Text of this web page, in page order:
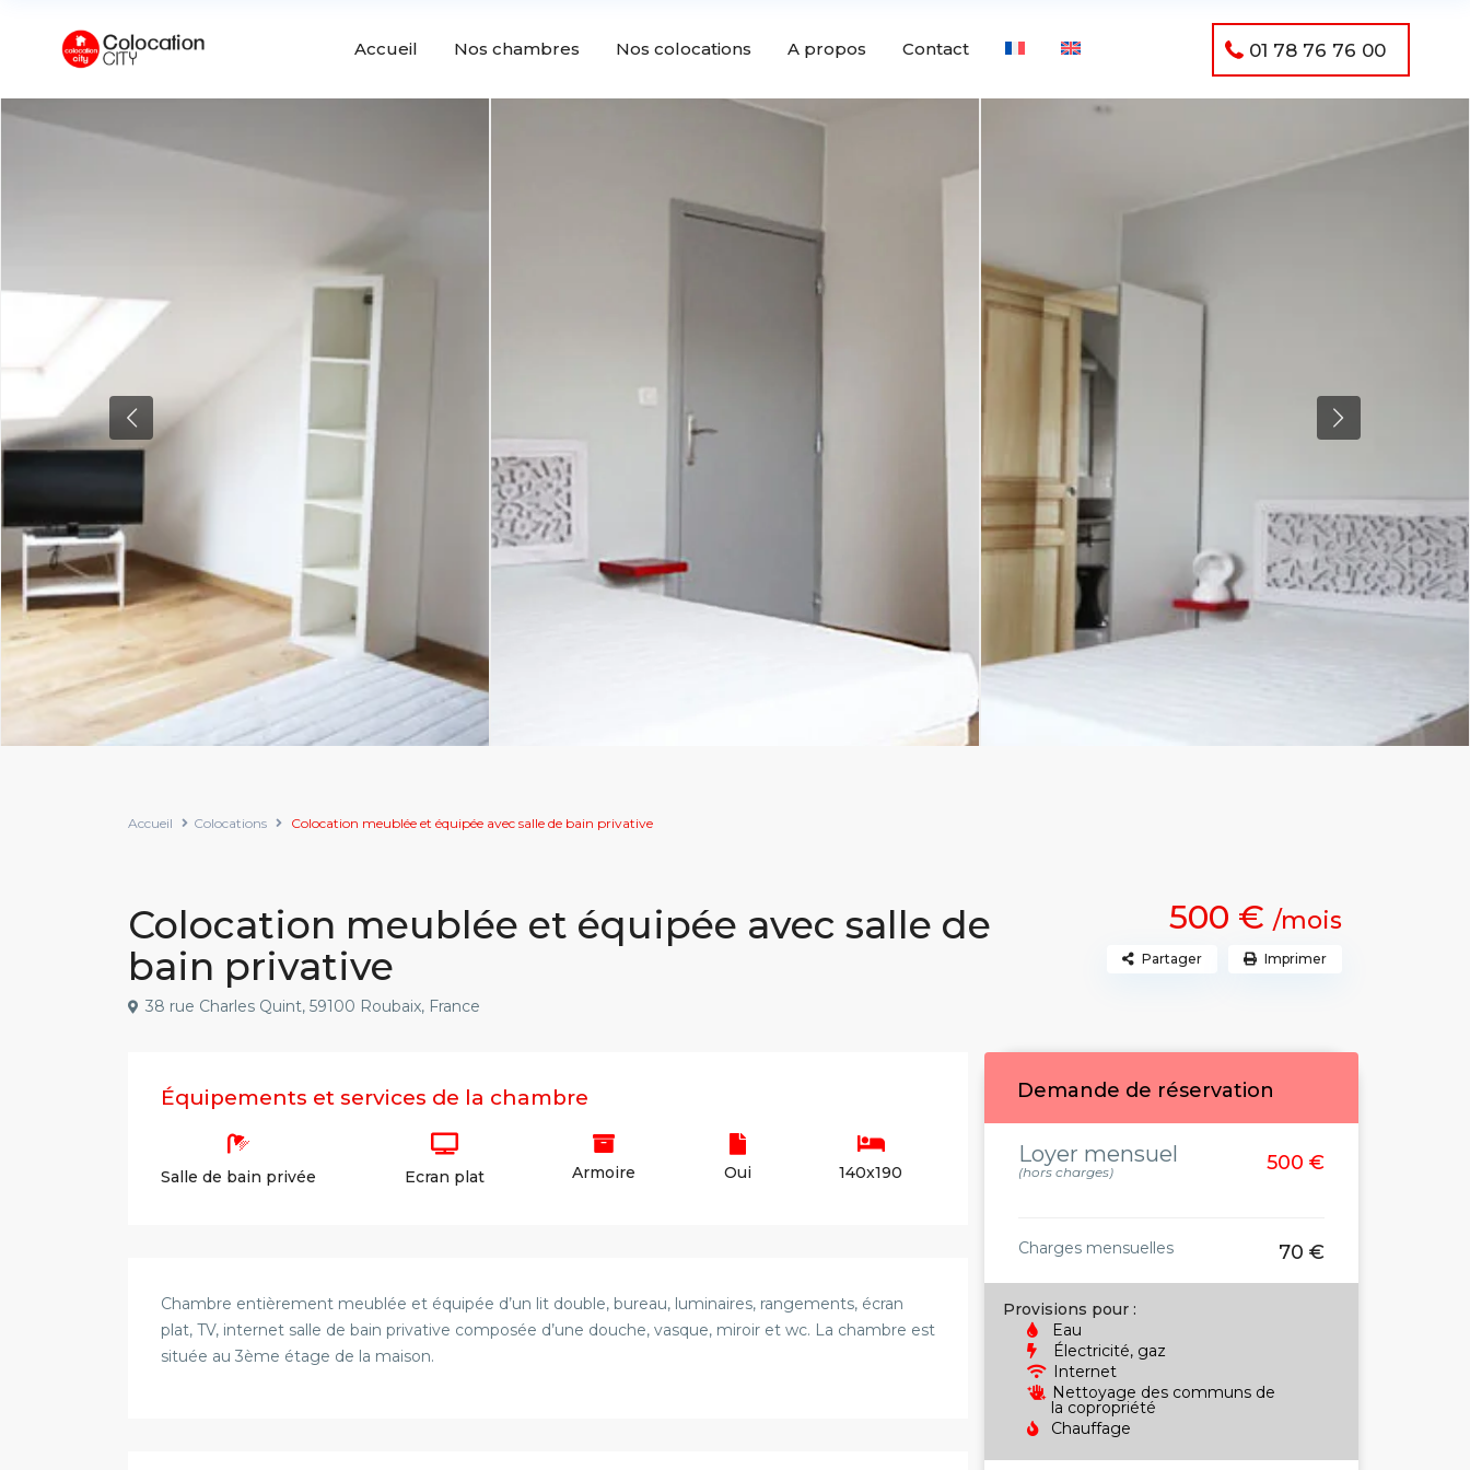
Accueil Nos chambres Nos colocations A propos Contact 01 78 76 76 00
Accueil Colocations Colocation meublée et équipée avec salle de bain privative
Colocation meublée et équipée avec salle de
bain privative
500 € /mois
38 rue Charles Quint, 59100 Roubaix, France
Partager Imprimer
Équipements et services de la chambre
Salle de bain privée Ecran plat Armoire Oui 140x190
Chambre entièrement meublée et équipée d’un lit double, bureau, luminaires, rangements, écran
plat, TV, internet salle de bain privative composée d’une douche, vasque, miroir et wc. La chambre est
située au 3ème étage de la maison.
Demande de réservation
Loyer mensuel
(hors charges) 500 €
Charges mensuelles 70 €
Provisions pour :
Eau
Électricité, gaz
Internet
Nettoyage des communs de
la copropriété
Chauffage